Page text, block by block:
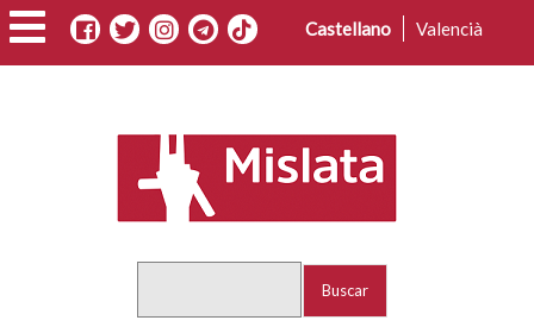
Pasar
al
contenido
Castellano Valencià